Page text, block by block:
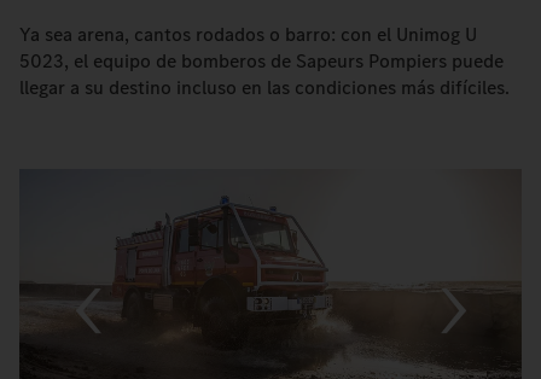
Ya sea arena, cantos rodados o barro: con el Unimog U
5023, el equipo de bomberos de Sapeurs Pompiers puede
llegar a su destino incluso en las condiciones más difíciles.